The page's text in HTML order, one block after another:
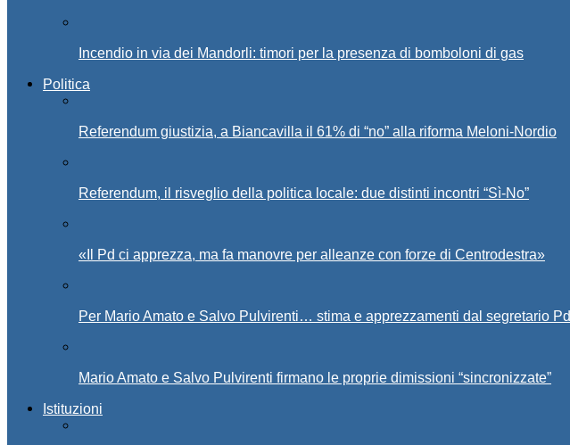
Incendio in via dei Mandorli: timori per la presenza di bomboloni di gas
Politica
Referendum giustizia, a Biancavilla il 61% di “no” alla riforma Meloni-Nordio
Referendum, il risveglio della politica locale: due distinti incontri “Sì-No”
«Il Pd ci apprezza, ma fa manovre per alleanze con forze di Centrodestra»
Per Mario Amato e Salvo Pulvirenti… stima e apprezzamenti dal segretario Pd
Mario Amato e Salvo Pulvirenti firmano le proprie dimissioni “sincronizzate”
Istituzioni